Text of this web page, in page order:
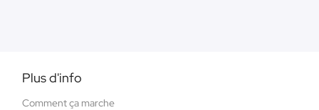
Plus d'info
Comment ça marche